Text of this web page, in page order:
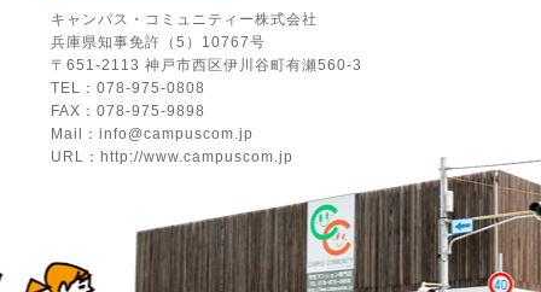
キャンパス・コミュニティー株式会社
兵庫県知事免許（5）10767号
〒651-2113 神戸市西区伊川谷町有瀬560-3
TEL：078-975-0808
FAX：078-975-9898
Mail：info@campuscom.jp
URL：http://www.campuscom.jp